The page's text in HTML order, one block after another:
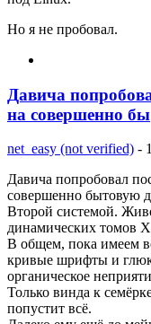
Но я не пробовал.
Давича
на совершенно бы
net_easy (not verified) -
Давича попробовал
совершенно бытовую
Второй системой.
динамических томов
В общем, пока имеем
кривые шрифты и
органическое
Только винда к
попустит всё.